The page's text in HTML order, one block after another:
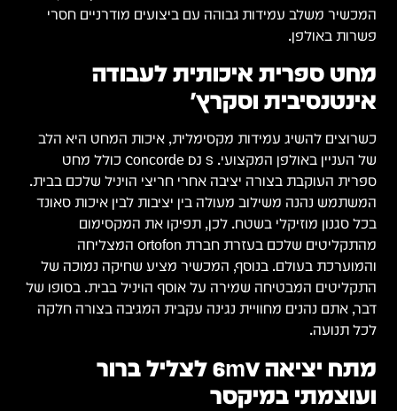
המכשיר משלב עמידות גבוהה עם ביצועים מודרניים חסרי
פשרות באולפן.
מחט ספרית איכותית לעבודה
אינטנסיבית וסקרץ'
כשרוצים להשיג עמידות מקסימלית, איכות המחט היא הלב
של העניין באולפן המקצועי. Concorde DJ S כולל מחט
ספרית העוקבת בצורה יציבה אחרי חריצי הויניל שלכם בבית.
המשתמש נהנה משילוב מעולה בין יציבות לבין איכות סאונד
בכל סגנון מוזיקלי בשטח. לכן, תפיקו את המקסימום
מהתקליטים שלכם בעזרת חברת Ortofon המצליחה
והמוערכת בעולם. בנוסף, המכשיר מציע שחיקה נמוכה של
התקליטים המבטיחה שמירה על אוסף הויניל בבית. בסופו של
דבר, אתם נהנים מחוויית נגינה עקבית המגיבה בצורה חלקה
לכל תנועה.
מתח יציאה 6mV לצליל ברור
ועוצמתי במיקסר